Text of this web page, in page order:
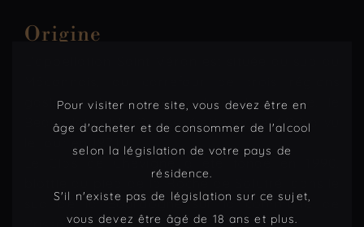
Origine
gastronomiques que sont la Bourgogne, le
Beaujolais et la Bresse. Cette jeune AOP a vu
le jour en 1971.
blottie au pied de la Roche de Solutré, dans le
sud de la Bourgogne sur la commune de
Pour visiter notre site, vous devez être en
âge d'acheter et de consommer de l'alcool
selon la législation de votre pays de
résidence.
S'il n'existe pas de législation sur ce sujet,
vous devez être âgé de 18 ans et plus.